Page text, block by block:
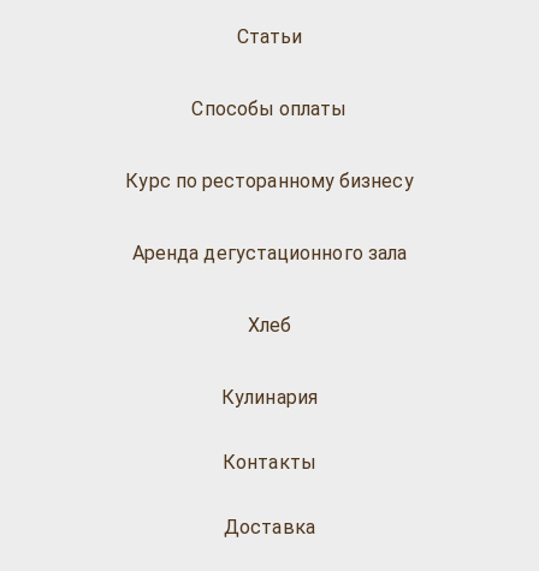
Статьи
Способы оплаты
Курс по ресторанному бизнесу
Аренда дегустационного зала
Хлеб
Кулинария
Доставка
Контакты